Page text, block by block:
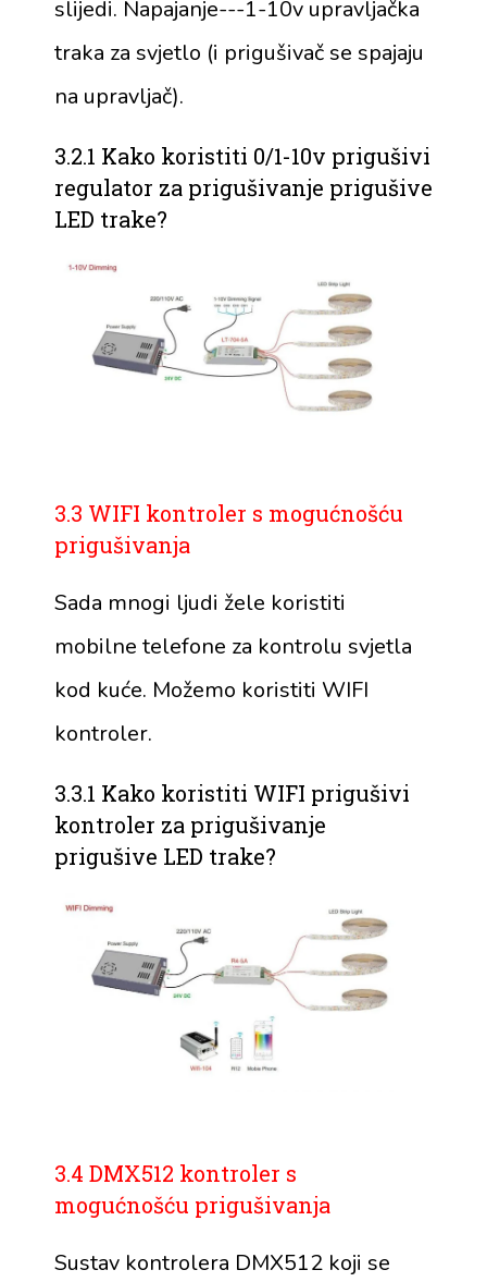
slijedi. Napajanje---1-10v upravljačka
traka za svjetlo (i prigušivač se spajaju
na upravljač).
3.2.1 Kako koristiti 0/1-10v prigušivi
regulator za prigušivanje prigušive
LED trake?
3.3 WIFI kontroler s mogućnošću
prigušivanja
Sada mnogi ljudi žele koristiti
mobilne telefone za kontrolu svjetla
kod kuće. Možemo koristiti WIFI
kontroler.
3.3.1 Kako koristiti WIFI prigušivi
kontroler za prigušivanje
prigušive LED trake?
3.4 DMX512 kontroler s
mogućnošću prigušivanja
Sustav kontrolera DMX512 koji se